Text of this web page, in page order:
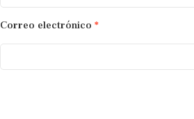
Correo electrónico *